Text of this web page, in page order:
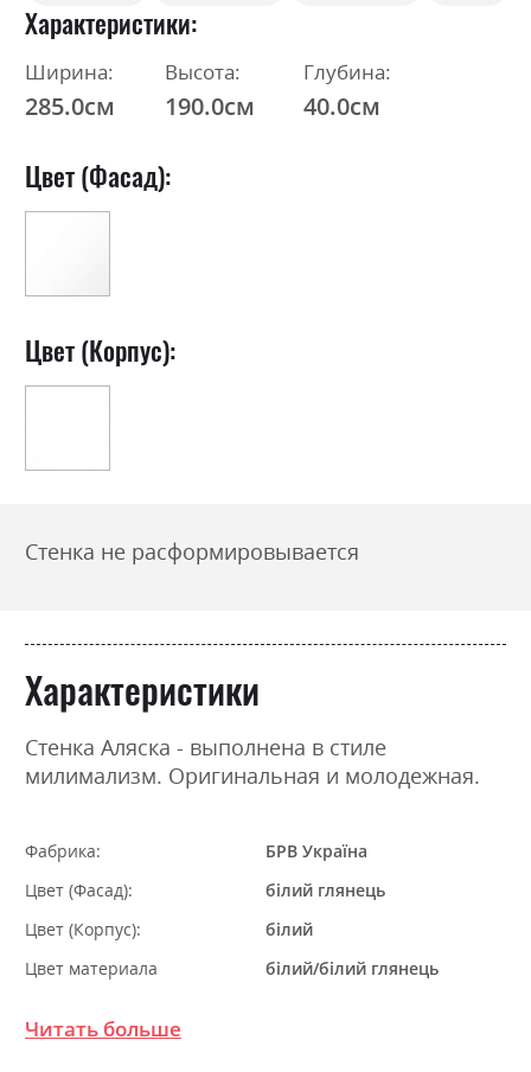
Характеристики
Ширина:
285.0см
Высота:
190.0см
Глубина:
40.0см
Цвет (Фасад):
Цвет (Корпус):
Стенка не расформировывается
Характеристики
Стенка Аляска - выполнена в стиле
милимализм. Оригинальная и молодежная.
Фабрика:
БРВ Україна
Цвет (Фасад):
білий глянець
Цвет (Корпус):
білий
Цвет материала
білий/білий глянець
Материал
Читать больше